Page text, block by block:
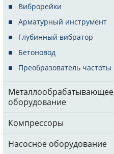
Виброрейки
Арматурный инструмент
Глубинный вибратор
Бетоновод
Преобразователь частоты
Металлообрабатывающее
оборудование
Компрессоры
Насосное оборудование